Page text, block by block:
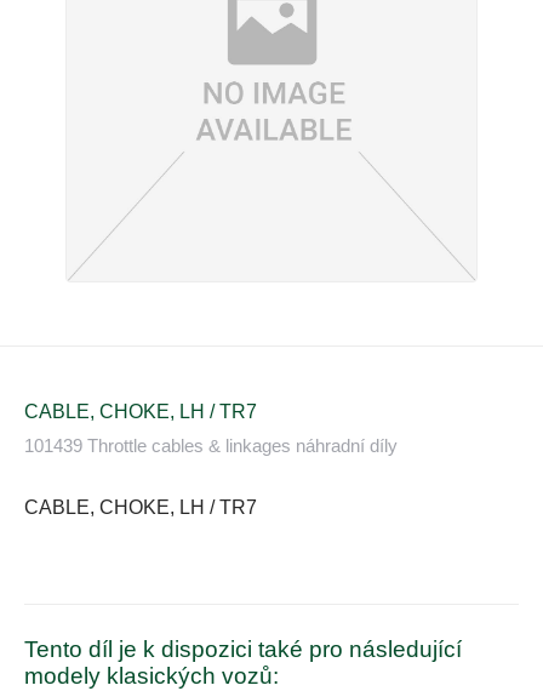
CABLE, CHOKE, LH / TR7
101439 Throttle cables & linkages náhradní díly
CABLE, CHOKE, LH / TR7
Tento díl je k dispozici také pro následující
modely klasických vozů: